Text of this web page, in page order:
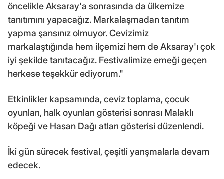
öncelikle Aksaray'a sonrasında da ülkemize
tanıtımını yapacağız. Markalaşmadan tanıtım
yapma şansınız olmuyor. Cevizimiz
markalaştığında hem ilçemizi hem de Aksaray'ı çok
iyi şekilde tanıtacağız. Festivalimize emeği geçen
herkese teşekkür ediyorum."
Etkinlikler kapsamında, ceviz toplama, çocuk
oyunları, halk oyunları gösterisi sonrası Malaklı
köpeği ve Hasan Dağı atları gösterisi düzenlendi.
İki gün sürecek festival, çeşitli yarışmalarla devam
edecek.